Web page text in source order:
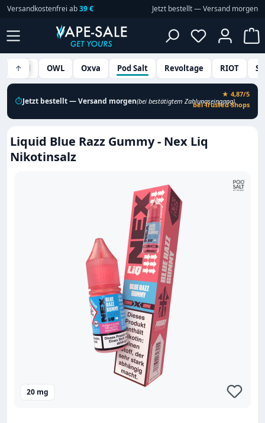
Zum Hauptinhalt springen
Versandkostenfrei ab39 € Jetzt bestellt — Versand morgen
Du hast 0
↑
Liquid OWL Oxva Pod Salt Revoltage RIOT
⏱Jetzt bestellt — Versand morgen(bei bestätigtem Zahlungseingang)
★ 4,87/5
bei Trusted Shops
Liquid Blue Razz Gummy - Nex Liq
Nikotinsalz
20 mg